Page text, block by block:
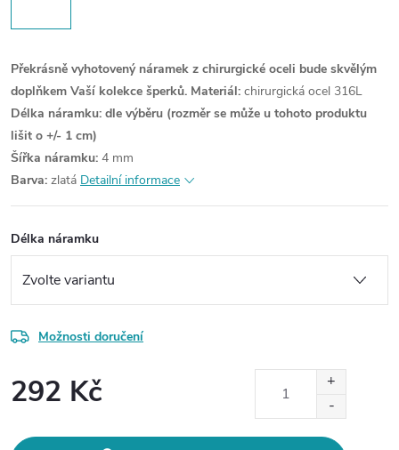
Překrásně vyhotovený náramek z chirurgické oceli bude skvělým
doplňkem Vaší kolekce šperků. Materiál: chirurgická ocel 316L
Délka náramku: dle výběru (rozměr se může u tohoto produktu
lišit o +/- 1 cm)
Šířka náramku: 4 mm
Barva: zlatá Detailní informace
Délka náramku
Možnosti doručení
292 Kč